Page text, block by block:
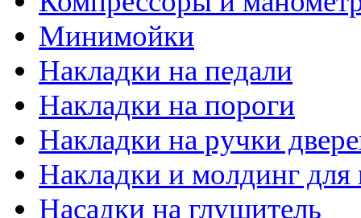
Минимойки
Накладки на педали
Накладки на пороги
Накладки на ручки
Накладки и молдинг для
Насадки на глушитель